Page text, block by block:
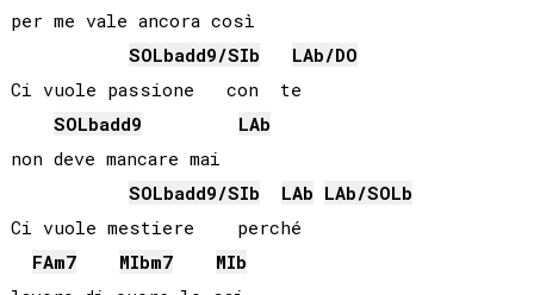
per me vale ancora così
SOLbadd9/SIb LAb/DO
Ci vuole passione   con  te
SOLbadd9
LAb
non deve mancare mai
SOLbadd9/SIb LAb LAb/SOLb
Ci vuole mestiere    perché
FAm7 MIbm7
MIb